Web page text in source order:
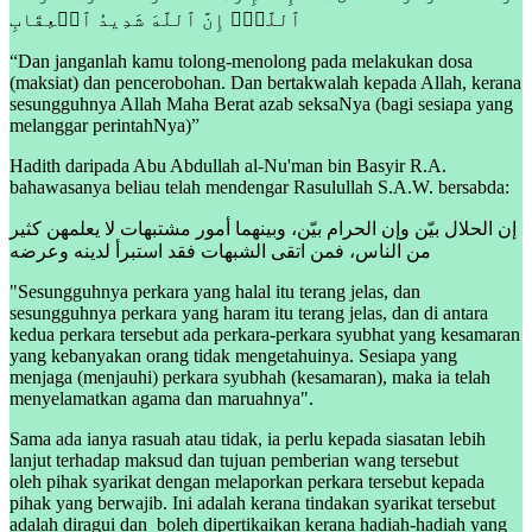
ٱللَّهَۖ إِنَّ ٱللَّهَ شَدِیدُ ٱلۡعِقَابِ
“Dan janganlah kamu tolong-menolong pada melakukan dosa
(maksiat) dan pencerobohan. Dan bertakwalah kepada Allah, kerana
sesungguhnya Allah Maha Berat azab seksaNya (bagi sesiapa yang
melanggar perintahNya)”
Hadith daripada Abu Abdullah al-Nu'man bin Basyir R.A.
bahawasanya beliau telah mendengar Rasulullah S.A.W. bersabda:
إن الحلال بيّن وإن الحرام بيّن، وبينهما أمور مشتبهات لا يعلمهن كثير
من الناس، فمن اتقى الشبهات فقد استبرأ لدينه وعرضه
"Sesungguhnya perkara yang halal itu terang jelas, dan
sesungguhnya perkara yang haram itu terang jelas, dan di antara
kedua perkara tersebut ada perkara-perkara syubhat yang kesamaran
yang kebanyakan orang tidak mengetahuinya. Sesiapa yang
menjaga (menjauhi) perkara syubhah (kesamaran), maka ia telah
menyelamatkan agama dan maruahnya".
Sama ada ianya rasuah atau tidak, ia perlu kepada siasatan lebih
lanjut terhadap maksud dan tujuan pemberian wang tersebut
oleh pihak syarikat dengan melaporkan perkara tersebut kepada
pihak yang berwajib. Ini adalah kerana tindakan syarikat tersebut
adalah diragui dan boleh dipertikaikan kerana hadiah-hadiah yang